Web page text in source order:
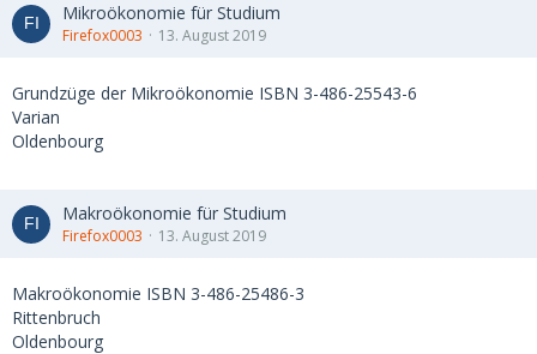
Mikroökonomie für Studium
Firefox0003 13. August 2019
Grundzüge der Mikroökonomie ISBN 3-486-25543-6
Varian
Oldenbourg
Makroökonomie für Studium
Firefox0003 13. August 2019
Makroökonomie ISBN 3-486-25486-3
Rittenbruch
Oldenbourg